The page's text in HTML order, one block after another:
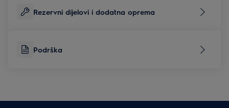
Rezervni dijelovi i dodatna oprema
Podrška